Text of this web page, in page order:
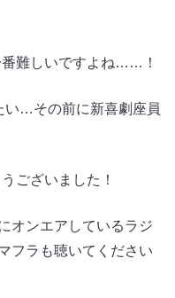
難しいですよね……！
い…その前に新喜劇座員
ございました！
オンエアしているラジ
フラも聴いてください